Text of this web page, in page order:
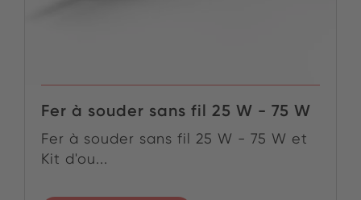
Fer à souder sans fil 25 W - 75 W
Fer à souder sans fil 25 W - 75 W et
Kit d'ou...